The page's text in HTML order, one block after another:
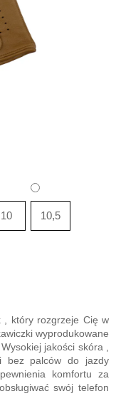
10 10,5
, który rozgrzeje Cię w
wyprodukowane
Wysokiej jakości skóra ,
bez palców do jazdy
komfortu za
swój telefon